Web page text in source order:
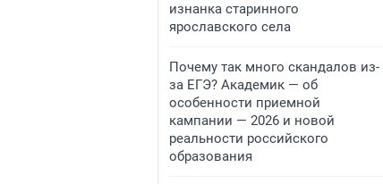
изнанка старинного
ярославского села
Почему так много скандалов из-
за ЕГЭ? Академик — об
особенности приемной
кампании — 2026 и новой
реальности российского
образования